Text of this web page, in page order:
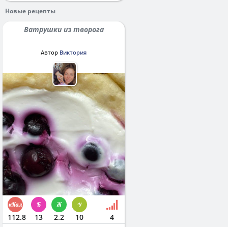
Новые рецепты
Ватрушки из творога
Автор Виктория
112.8 13 2.2 10 4